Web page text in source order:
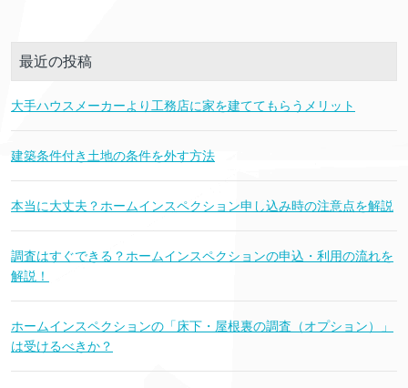
最近の投稿
大手ハウスメーカーより工務店に家を建ててもらうメリット
建築条件付き土地の条件を外す方法
本当に大丈夫？ホームインスペクション申し込み時の注意点を解説
調査はすぐできる？ホームインスペクションの申込・利用の流れを
解説！
ホームインスペクションの「床下・屋根裏の調査（オプション）」
は受けるべきか？